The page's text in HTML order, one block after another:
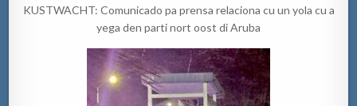
KUSTWACHT: Comunicado pa prensa relaciona cu un yola cu a
yega den parti nort oost di Aruba